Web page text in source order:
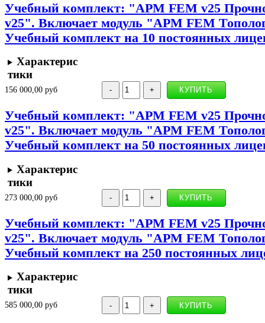
Учебный комплект: "APM FEM v25
v25". Включает модуль "APM FEM
Учебный комплект на 10 постоянных
Характерис
тики
156 000,00 руб
Учебный комплект: "APM FEM v25
v25". Включает модуль "APM FEM
Учебный комплект на 50 постоянных
Характерис
тики
273 000,00 руб
Учебный комплект: "APM FEM v25
v25". Включает модуль "APM FEM
Учебный комплект на 250 постоянных
Характерис
тики
585 000,00 руб